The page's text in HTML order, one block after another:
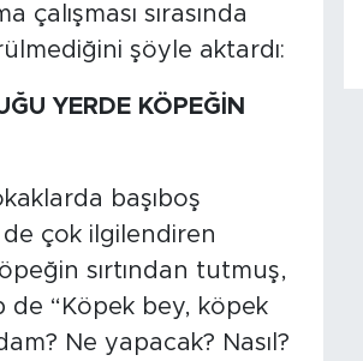
sırasında
şöyle aktardı:
YERDE KÖPEĞİN
başıboş
çok ilgilendiren
sırtından tutmuş,
de “Köpek bey, köpek
Ne yapacak? Nasıl?